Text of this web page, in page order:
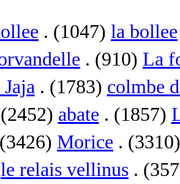
. (1047) la bollee
. (910) La
. (1783) colmbe
abate . (1857)
Morice .
le relais vellinus .